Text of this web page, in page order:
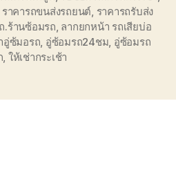
ราคารถขนส่งรถยนต์, ราคารถรับส่ง
.ร้านซ้อมรถ, ลากยกหน้า รถเสียบ่อ
อู่ซ้มอรถ, อู่ซ้อมรถ24ชม, อู่ซ้อมรถ
, ให้เช่ากระเช้า